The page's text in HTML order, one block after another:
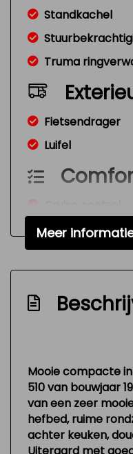
Standkachel
Truma
Fietsendrager
Luifel
Meer
Mooie compacte
510 van bouwjaar
van een zeer
hefbed, ruime
achter keuken,